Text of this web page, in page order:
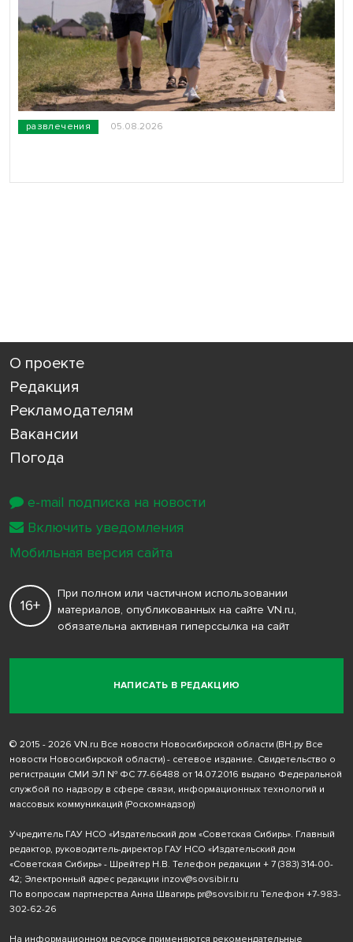
развлечения 05.08.2026
О проекте
Редакция
Рекламодателям
Вакансии
Погода
НАПИСАТЬ В РЕДАКЦИЮ
16+
При полном или частичном использовании
материалов, опубликованных на сайте VN.ru,
обязательна активная гиперссылка на сайт
© 2015 - 2026 VN.ru Все новости Новосибирской области (ВН.ру Все
новости Новосибирской области) - сетевое издание. Свидетельство о
регистрации СМИ ЭЛ № ФС 77-66488 от 14.07.2016 выдано Федеральной
службой по надзору в сфере связи, информационных технологий и
массовых коммуникаций (Роскомнадзор)
Учредитель ГАУ НСО «Издательский дом «Советская Сибирь». Главный
редактор, руководитель-директор ГАУ НСО «Издательский дом
«Советская Сибирь» - Шрейтер Н.В. Телефон редакции + 7 (383) 314-00-
42; Электронный адрес редакции inzov@sovsibir.ru
По вопросам партнерства Анна Швагирь pr@sovsibir.ru Телефон +7-983-
302-62-26
На информационном ресурсе применяются рекомендательные
e-mail подписка на новости
Включить уведомления
Мобильная версия сайта